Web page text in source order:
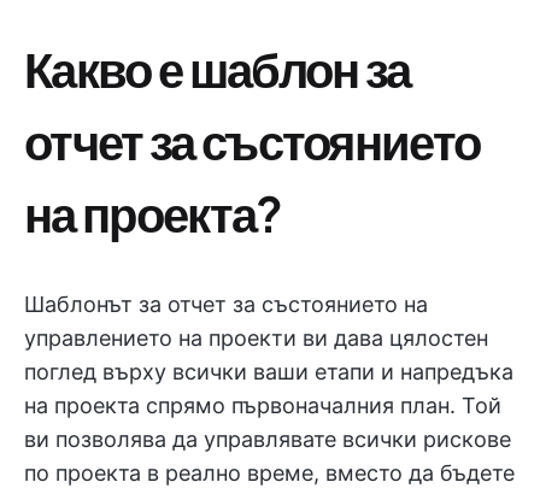
Какво е шаблон за
отчет за състоянието
на проекта?
Шаблонът за отчет за състоянието на
управлението на проекти ви дава цялостен
поглед върху всички ваши етапи и напредъка
на проекта спрямо първоначалния план. Той
ви позволява да управлявате всички рискове
по проекта в реално време, вместо да бъдете